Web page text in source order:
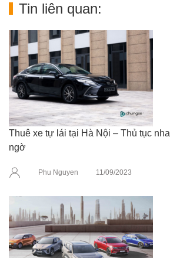
Tin liên quan:
Thuê xe tự lái tại Hà Nội – Thủ tục
ngờ
Phu Nguyen 11/09/2023